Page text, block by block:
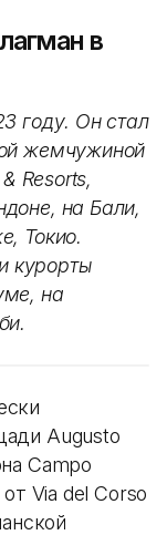
в
году. Он стал
жемчужиной
Resorts,
на Бали,
Токио.
курорты
на
Augusto
Campo
Via del Corso